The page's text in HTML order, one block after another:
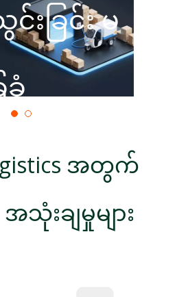
းခြင်း မ
ခံ
ာက်အဦ
လိုအပ်
အတွက်
အသုံးချမှုများ